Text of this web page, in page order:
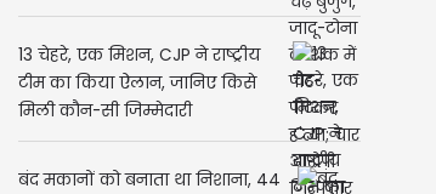
13 चेहरे, एक मिशन, CJP ने राष्ट्रीय
टीम का किया ऐलान, जानिए किसे
मिली कौन-सी जिम्मेदारी
बंद मकानों को बनाता था निशाना, 44